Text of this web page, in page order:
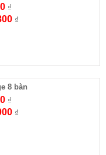
₫
₫
8 bàn
₫
₫